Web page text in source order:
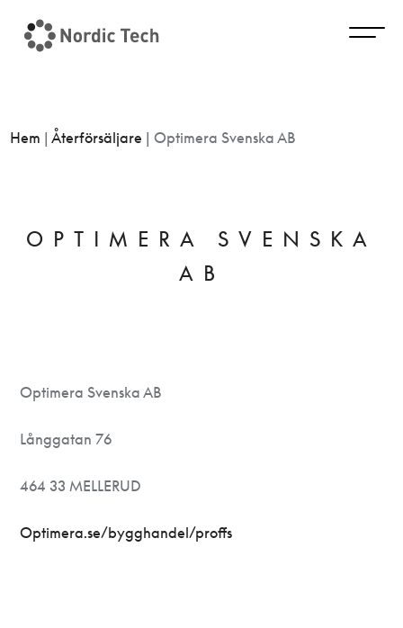
Hem |Återförsäljare |Optimera Svenska AB
OPTIMERA SVENSKA
AB
Optimera Svenska AB
Långgatan 76
464 33 MELLERUD
Optimera.se/bygghandel/proffs